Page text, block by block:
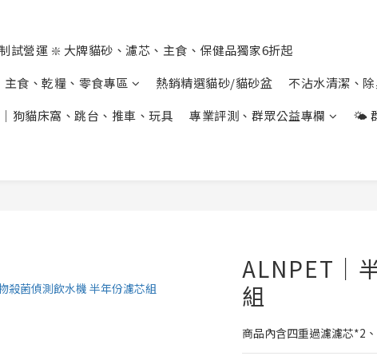
試營運 ❇️ 大牌貓砂、濾芯、主食、保健品獨家6折起
主食、乾糧、零食專區
熱銷精選貓砂/貓砂盆
不沾水清潔、
狗貓床窩、跳台、推車、玩具
專業評測、群眾公益專欄 🌤️
ALNPET｜
組
商品內含四重過濾濾芯*2